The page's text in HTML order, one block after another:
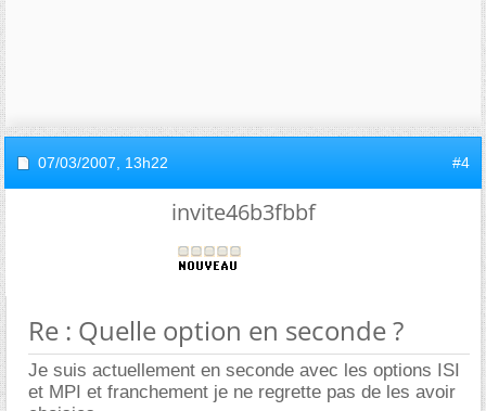
07/03/2007, 13h22 #4
invite46b3fbbf
Re : Quelle option en seconde ?
Je suis actuellement en seconde avec les options ISI
et MPI et franchement je ne regrette pas de les avoir